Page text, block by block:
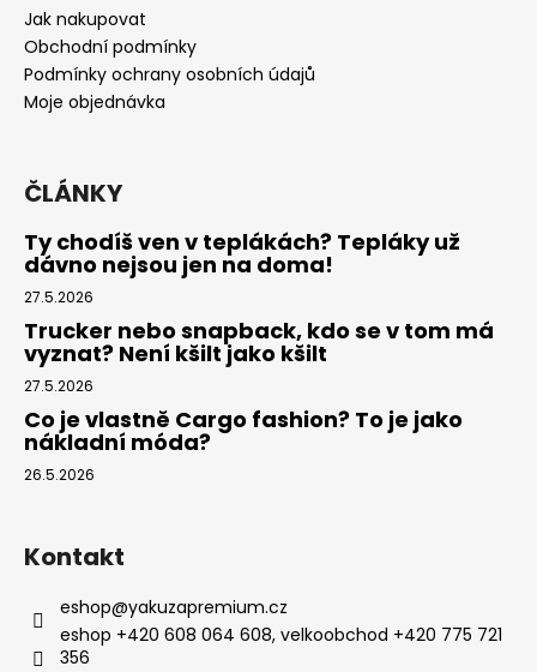
Jak nakupovat
Obchodní podmínky
Podmínky ochrany osobních údajů
Moje objednávka
ČLÁNKY
Ty chodíš ven v teplákách? Tepláky už
dávno nejsou jen na doma!
27.5.2026
Trucker nebo snapback, kdo se v tom má
vyznat? Není kšilt jako kšilt
27.5.2026
Co je vlastně Cargo fashion? To je jako
nákladní móda?
26.5.2026
Kontakt
eshop@yakuzapremium.cz
eshop +420 608 064 608, velkoobchod +420 775 721
356